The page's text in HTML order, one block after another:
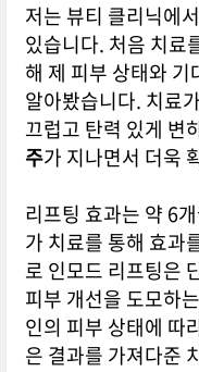
저는 뷰티 클리닉에
있습니다. 처음 치료
해 제 피부 상태와
알아봤습니다. 치료
끄럽고 탄력 있게 변
주가 지나면서 더욱
리프팅 효과는 약 6
가 치료를 통해 효과
로 인모드 리프팅은
피부 개선을 도모하
인의 피부 상태에 따
은 결과를 가져다준